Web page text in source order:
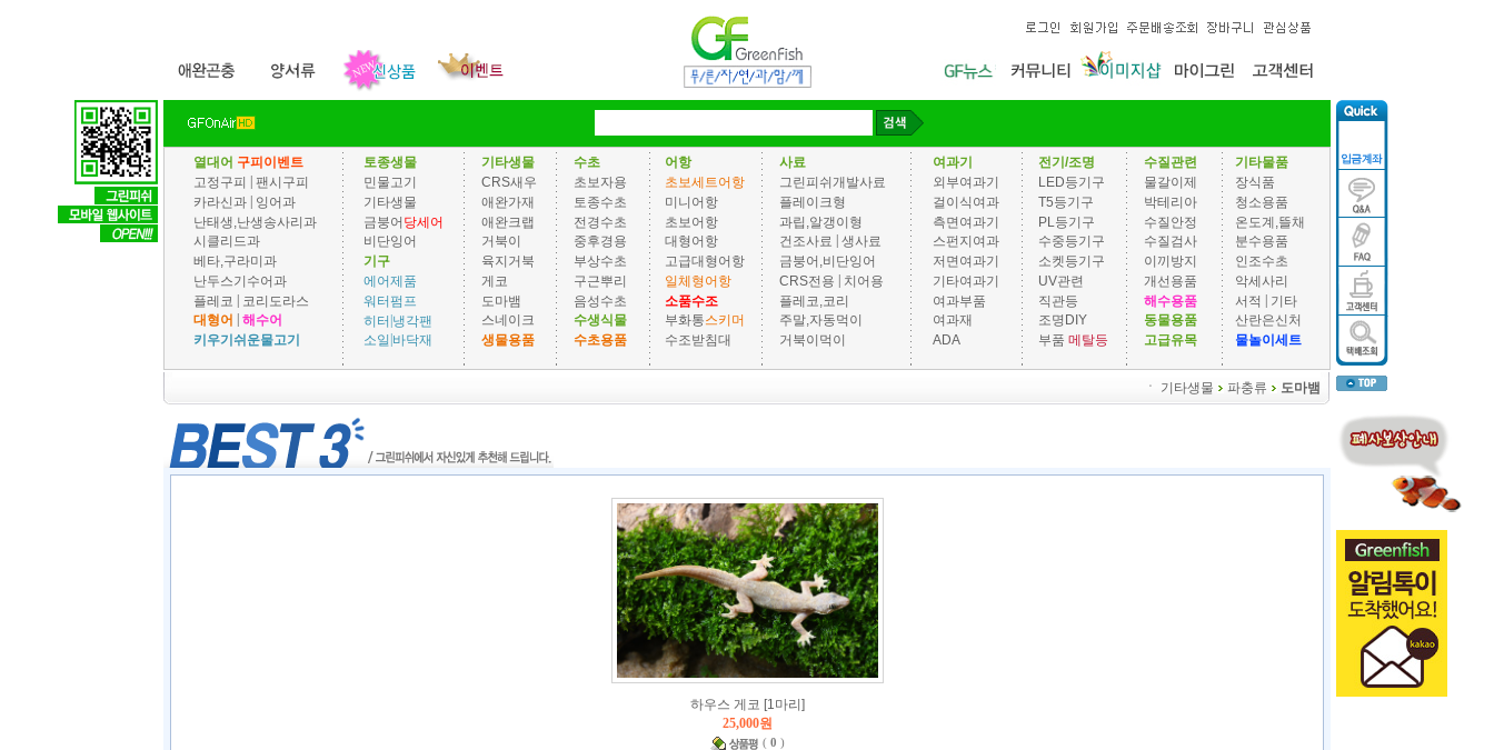
열대어 구피이벤트
고정구피
팬시구피
카라신과 | 잉어과
난태생,난생송사리과
시클리드과
베타,구라미과
난두스기수어과
플레코 | 코리도라스
대형어
해수어
키우기쉬운물고기
토종생물
민물고기
기타생물
금붕어 당세어
비단잉어
기구
에어제품
워터펌프
히터|냉각팬
소일 바닥재
기타생물
CRS새우
애완가재
애완크랩
거북이
육지거북
게코
도마뱀
스네이크
생물용품
수초
초보자용
토종수초
전경수초
중후경용
부상수초
구근뿌리
음성수초
수생식물
수초용품
어항
초보세트어항
미니어항
초보어항
대형어항
고급대형어항
일체형어항
소품수조
부화통스키머
수조받침대
사료
그린피쉬개발사료
플레이크형
과립,알갱이형
건조사료
생사료
금붕어,비단잉어
CRS전용 | 치어용
플레코,코리
주말,자동먹이
거북이먹이
여과기
외부여과기
걸이식여과
측면여과기
스펀지여과
저면여과기
기타여과기
여과부품
여과재
ADA
전기/조명
LED등기구
T5등기구
PL등기구
수중등기구
소켓등기구
UV관련
직관등
조명DIY
부품 메탈등
수질관련
물갈이제
박테리아
수질안정
수질검사
이끼방지
개선용품
해수용품
동물용품
고급유목
기타물품
장식품
청소용품
온도계,뜰채
분수용품
인조수초
악세사리
서적 | 기타
산란은신처
물놀이세트
ㆍ 기타생물 파충류 도마뱀
하우스 게코 [1마리]
25,000원
( 0 )